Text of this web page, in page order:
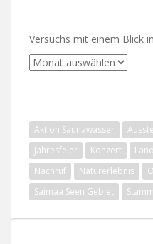
Versuchs mit einem Blick
Archive
Aktion Saunawasser
Jahresfeier
Konzert
Nachruf
Naturerlebnis
Saimaa Seen Gebiet